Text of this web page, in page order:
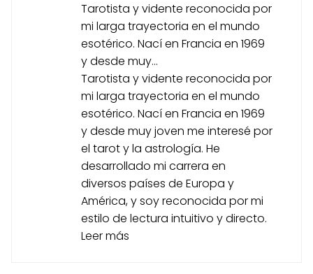
Tarotista y vidente reconocida por
mi larga trayectoria en el mundo
esotérico. Nací en Francia en 1969
y desde muy...
Tarotista y vidente reconocida por
mi larga trayectoria en el mundo
esotérico. Nací en Francia en 1969
y desde muy joven me interesé por
el tarot y la astrología. He
desarrollado mi carrera en
diversos países de Europa y
América, y soy reconocida por mi
estilo de lectura intuitivo y directo.
Leer más